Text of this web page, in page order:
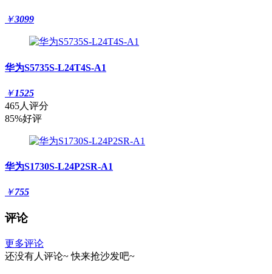
￥3099
华为S5735S-L24T4S-A1
￥1525
465人评分
85%好评
华为S1730S-L24P2SR-A1
￥755
评论
更多评论
还没有人评论~ 快来抢沙发吧~